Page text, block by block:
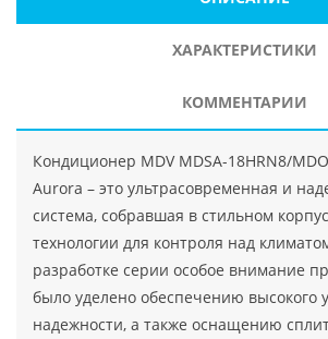
ХАРАКТЕРИСТИКИ
КОММЕНТАРИИ
Кондиционер MDV MDSA-18HRN8/
Aurora – это ультрасовременная и
система, собравшая в стильном
технологии для контроля над
разработке серии особое внимание
было уделено обеспечению высокого
надежности, а также оснащению